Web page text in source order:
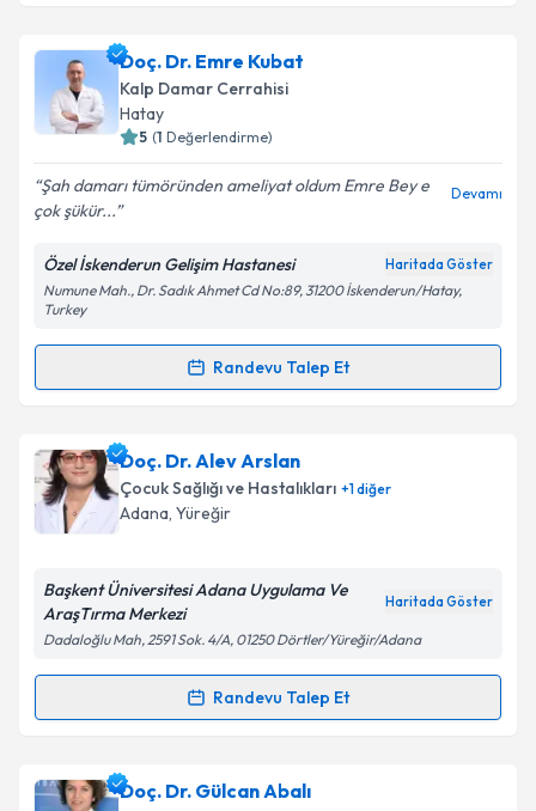
Doç. Dr. Emre Kubat
Kalp Damar Cerrahisi
Hatay
5 (1 Değerlendirme)
Şah damarı tümöründen ameliyat oldum Emre Bey e
çok şükür...
Devamı
Özel İskenderun Gelişim Hastanesi Haritada Göster
Numune Mah., Dr. Sadık Ahmet Cd No:89, 31200 İskenderun/Hatay,
Turkey
Randevu Talep Et
Randevu Takvimi Talebi
Doç. Dr. Emre Kubatiçin randevu takvimi talebi
oluşturun. Size bu uzmandan randevu almanız için bir
takvim hazırlandığında e-posta ile bilgilendireceğiz.
Kişisel verilerimin işlenmesine ilişkinAydınlatma
'ni okudum ve kişisel verilerimin belirtilen
kapsamda işlenmesini kabul ediyorum.
Takvim Talebini Gönder
Doç. Dr. Alev Arslan
Çocuk Sağlığı ve Hastalıkları +1diğer
Adana, Yüreğir
Başkent Üniversitesi Adana Uygulama Ve
AraşTırma Merkezi
Haritada Göster
Dadaloğlu Mah, 2591 Sok. 4/A, 01250 Dörtler/Yüreğir/Adana
Randevu Talep Et
Randevu Takvimi Talebi
Doç. Dr. Alev Arslaniçin randevu takvimi talebi
Doç. Dr. Gülcan Abalı